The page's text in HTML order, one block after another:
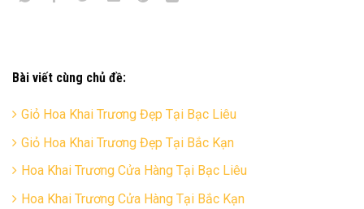
Bài viết cùng chủ đề:
Giỏ Hoa Khai Trương Đẹp Tại Bạc Liêu
Giỏ Hoa Khai Trương Đẹp Tại Bắc Kạn
Hoa Khai Trương Cửa Hàng Tại Bạc Liêu
Hoa Khai Trương Cửa Hàng Tại Bắc Kạn